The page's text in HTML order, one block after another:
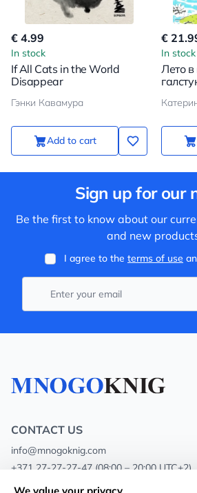
€ 4.99
In stock
If All Cats in the World
Disappear
Гэнки Кавамура
Add to cart
€
In stock
Лето
Sign up for our
Be the first to know about our
and new
I agree to the terms of use
CONTACT US
info@mnogoknig.com
+371 27-27-27-47 (08:00 – 20:00 UTC+2)
Rīga, Augusta Deglava 69d, LV-1082